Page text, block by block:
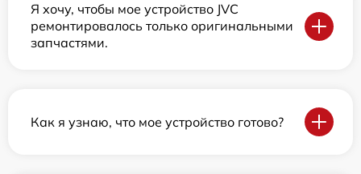
Я хочу, чтобы мое устройство JVC
ремонтировалось только оригинальными
запчастями.
Как я узнаю, что мое устройство готово?